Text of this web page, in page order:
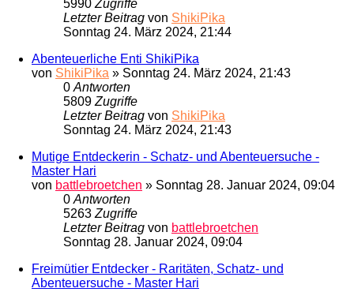
5990Zugriffe
Letzter Beitrag von ShikiPika
Sonntag 24. März 2024, 21:44
Abenteuerliche Enti ShikiPika
von ShikiPika » Sonntag 24. März 2024, 21:43
0Antworten
5809Zugriffe
Letzter Beitrag von ShikiPika
Sonntag 24. März 2024, 21:43
Mutige Entdeckerin - Schatz- und Abenteuersuche -
Master Hari
von battlebroetchen » Sonntag 28. Januar 2024, 09:04
0Antworten
5263Zugriffe
Letzter Beitrag von battlebroetchen
Sonntag 28. Januar 2024, 09:04
Freimütier Entdecker - Raritäten, Schatz- und
Abenteuersuche - Master Hari